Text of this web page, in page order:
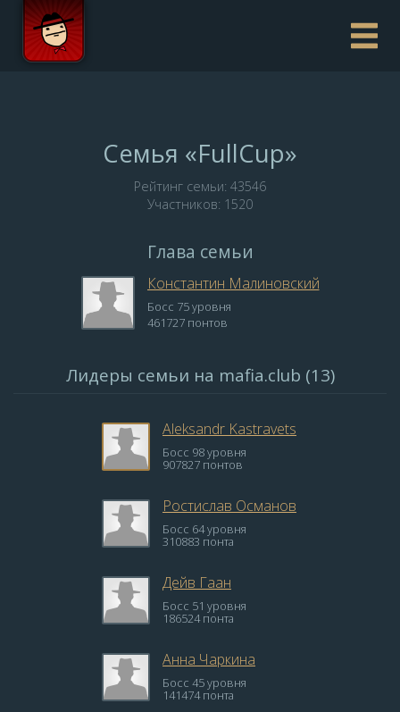
Семья «FullCup»
Рейтинг семьи: 43546
Участников: 1520
Глава семьи
Константин Малиновский
Босс 75 уровня
461727 понтов
Лидеры семьи на mafia.club (13)
Aleksandr Kastravets
Босс 98 уровня
907827 понтов
Ростислав Османов
Босс 64 уровня
310883 понта
Дейв Гаан
Босс 51 уровня
186524 понта
Анна Чаркина
Босс 45 уровня
141474 понта